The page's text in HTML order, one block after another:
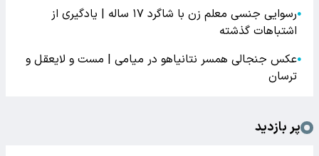
●
رسوایی جنسی معلم زن با شاگرد ۱۷ ساله | یادگیری از
اشتباهات گذشته
●عکس جنجالی همسر نتانیاهو در میامی | مست و لایعقل و
ترسان
پر بازدید